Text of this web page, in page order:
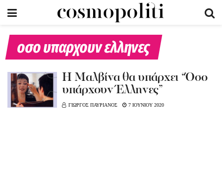
οσο υπαρχουν ελληνες
Η Μαλβίνα θα υπάρχει “Όσο
υπάρχουν Έλληνες”
ΓΙΩΡΓΟΣ ΠΑΥΡΙΑΝΟΣ 7 ΙΟΥΝΙΟΥ 2020